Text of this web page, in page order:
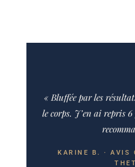
« Bluffée par les
le corps. J’en ai repris
KARINE B. · AVIS